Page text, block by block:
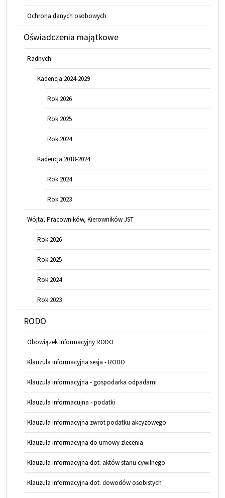
Ochrona danych osobowych
Oświadczenia majątkowe
Radnych
Kadencja 2024-2029
Rok 2026
Rok 2025
Rok 2024
Kadencja 2018-2024
Rok 2024
Rok 2023
Wójta, Pracowników, Kierowników JST
Rok 2026
Rok 2025
Rok 2024
Rok 2023
RODO
Obowiązek Informacyjny RODO
Klauzula informacyjna sesja - RODO
Klauzula informacyjna - gospodarka odpadami
Klauzula informacujna - podatki
Klauzula informacyjna zwrot podatku akcyzowego
Klauzula informacyjna do umowy zlecenia
Klauzula informacyjna dot. aktów stanu cywilnego
Klauzula informacyjna dot. dowodów osobistych